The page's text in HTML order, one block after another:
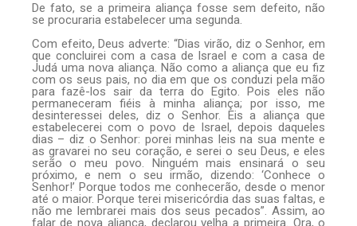
De fato, se a primeira aliança fosse sem defeito, não
se procuraria estabelecer uma segunda.
Com efeito, Deus adverte: “Dias virão, diz o Senhor, em
que concluirei com a casa de Israel e com a casa de
Judá uma nova aliança. Não como a aliança que eu fiz
com os seus pais, no dia em que os conduzi pela mão
para fazê-los sair da terra do Egito. Pois eles não
permaneceram fiéis à minha aliança; por isso, me
desinteressei deles, diz o Senhor. Eis a aliança que
estabelecerei com o povo de Israel, depois daqueles
dias – diz o Senhor: porei minhas leis na sua mente e
as gravarei no seu coração, e serei o seu Deus, e eles
serão o meu povo. Ninguém mais ensinará o seu
próximo, e nem o seu irmão, dizendo: ‘Conhece o
Senhor!’ Porque todos me conhecerão, desde o menor
até o maior. Porque terei misericórdia das suas faltas, e
não me lembrarei mais dos seus pecados”. Assim, ao
falar de nova aliança, declarou velha a primeira. Ora, o